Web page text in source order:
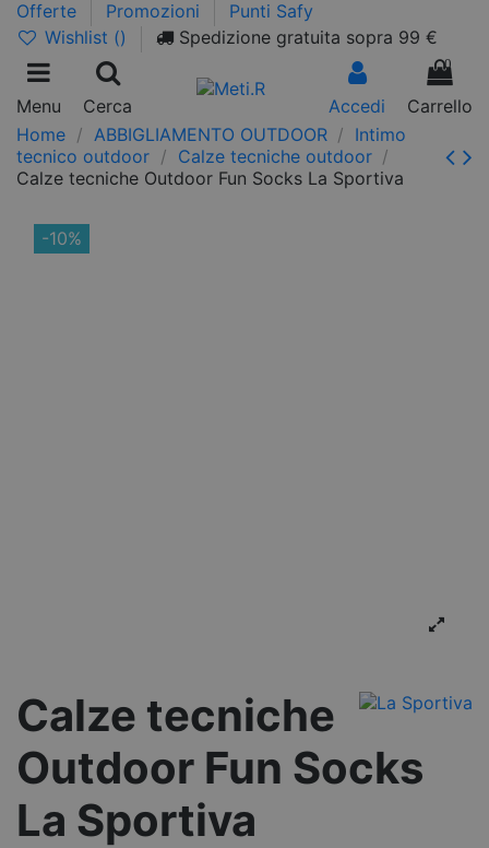
Offerte Promozioni
Punti Safy
Wishlist () Spedizione gratuita sopra 99 €
Menu Cerca Accedi
0
Carrello
Home
ABBIGLIAMENTO OUTDOOR
Intimo
tecnico outdoor
Calze tecniche outdoor
Calze tecniche Outdoor Fun Socks La Sportiva
-10%
Calze tecniche
Outdoor Fun Socks
La Sportiva